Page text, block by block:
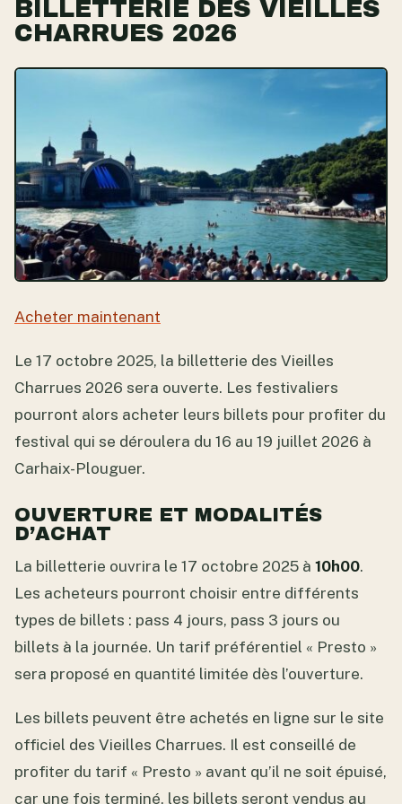
BILLETTERIE DES VIEILLES
CHARRUES 2026
Acheter maintenant
Le 17 octobre 2025, la billetterie des Vieilles
Charrues 2026 sera ouverte. Les festivaliers
pourront alors acheter leurs billets pour profiter du
festival qui se déroulera du 16 au 19 juillet 2026 à
Carhaix-Plouguer.
OUVERTURE ET MODALITÉS
D’ACHAT
La billetterie ouvrira le 17 octobre 2025 à 10h00.
Les acheteurs pourront choisir entre différents
types de billets : pass 4 jours, pass 3 jours ou
billets à la journée. Un tarif préférentiel « Presto »
sera proposé en quantité limitée dès l’ouverture.
Les billets peuvent être achetés en ligne sur le site
officiel des Vieilles Charrues. Il est conseillé de
profiter du tarif « Presto » avant qu’il ne soit épuisé,
car une fois terminé, les billets seront vendus au